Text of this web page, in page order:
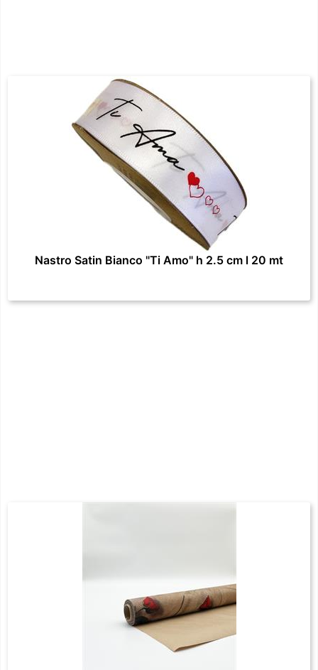
Nastro Satin Bianco "Ti Amo" h 2.5 cm l 20 mt